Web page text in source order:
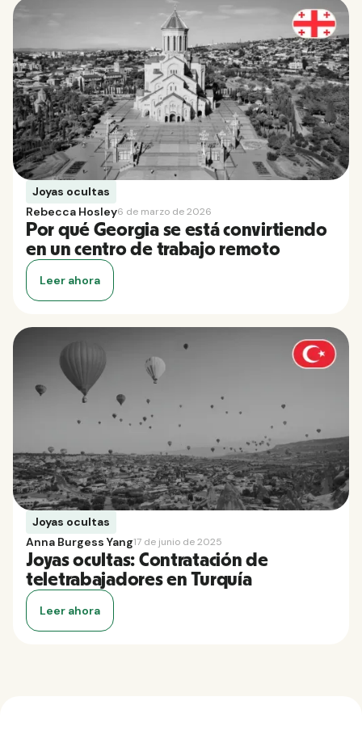
Joyas ocultas
Rebecca Hosley6 de marzo de 2026
Por qué Georgia se está convirtiendo
en un centro de trabajo remoto
Leer ahora
Joyas ocultas
Anna Burgess Yang17 de junio de 2025
Joyas ocultas: Contratación de
teletrabajadores en Turquía
Leer ahora